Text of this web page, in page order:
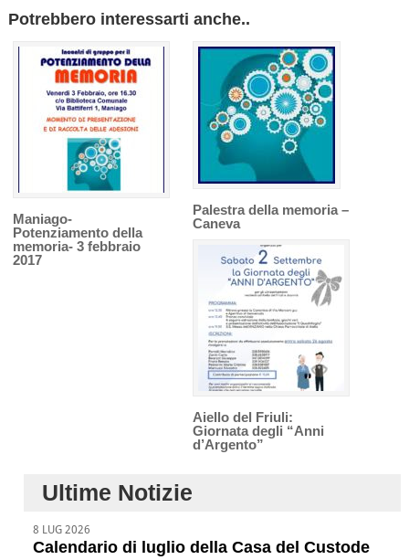
Potrebbero interessarti anche..
Maniago-
Potenziamento della
memoria- 3 febbraio
2017
Palestra della memoria –
Caneva
Aiello del Friuli:
Giornata degli “Anni
d’Argento”
Ultime Notizie
8 LUG 2026
Calendario di luglio della Casa del Custode